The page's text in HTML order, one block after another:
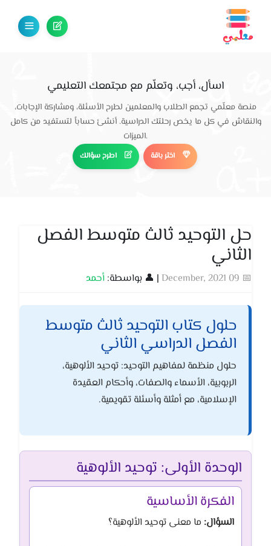
اسأل، أجب، وتعلّم مع مجتمعك التعليمي
منصة معلّمي تجمع الطلاب والمعلمين لطرح الأسئلة، ومشاركة الإجابات،
والنقاش في كل ما يخص رحلتك الدراسية. أنشئ حساباً لتستفيد من كامل
الميزات.
اطرح سؤالك اختر باقة
حل التوحيد ثالث متوسط الفصل
الثاني
📅 09 December, 2021 | 👤 بواسطة: أحمد
حلول كتاب التوحيد ثالث متوسط
الفصل الدراسي الثاني
حلول منظمة لمفاهيم التوحيد: توحيد الألوهية،
الربوبية، الأسماء والصفات، وأحكام العقيدة
الإسلامية، مع أمثلة وأسئلة تقويمية.
الوحدة الأولى: توحيد الألوهية
الفكرة الأساسية
السؤال: ما معنى توحيد الألوهية؟